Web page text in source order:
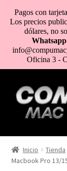
al
contenido
HOME
TIENDA
Inicio Tienda
Macbook Pro 13/
Pagos con
Los precios
dólares, no
Whatsapp
Oficina 3 -